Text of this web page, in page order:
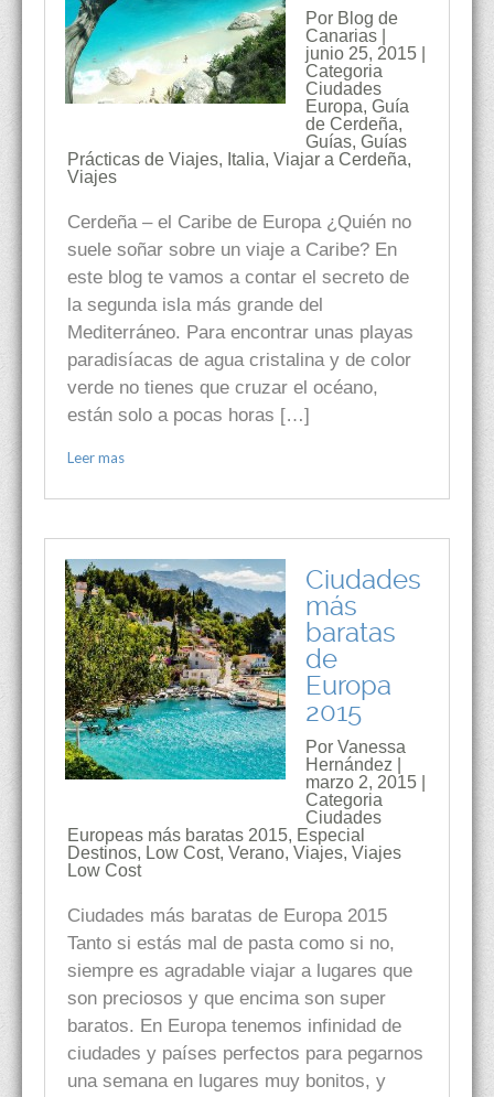
Por Blog de
Canarias |
junio 25, 2015 |
Categoria
Ciudades
Europa, Guía
de Cerdeña,
Guías, Guías
Prácticas de Viajes, Italia, Viajar a Cerdeña,
Viajes
Cerdeña – el Caribe de Europa ¿Quién no
suele soñar sobre un viaje a Caribe? En
este blog te vamos a contar el secreto de
la segunda isla más grande del
Mediterráneo. Para encontrar unas playas
paradisíacas de agua cristalina y de color
verde no tienes que cruzar el océano,
están solo a pocas horas […]
Leer mas
Ciudades
más
baratas
de
Europa
2015
Por Vanessa
Hernández |
marzo 2, 2015 |
Categoria
Ciudades
Europeas más baratas 2015, Especial
Destinos, Low Cost, Verano, Viajes, Viajes
Low Cost
Ciudades más baratas de Europa 2015
Tanto si estás mal de pasta como si no,
siempre es agradable viajar a lugares que
son preciosos y que encima son super
baratos. En Europa tenemos infinidad de
ciudades y países perfectos para pegarnos
una semana en lugares muy bonitos, y